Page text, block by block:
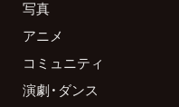
写真
アニメ
コミュニティ
演劇・ダンス